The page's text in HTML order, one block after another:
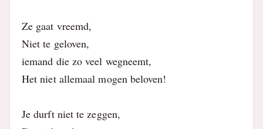
Ze gaat vreemd,
Niet te geloven,
iemand die zo veel wegneemt,
Het niet allemaal mogen beloven!
Je durft niet te zeggen,